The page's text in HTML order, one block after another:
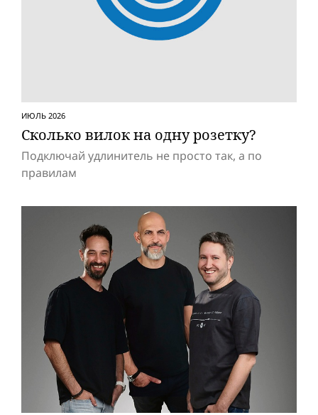
ИЮЛЬ 2026
Сколько вилок на одну розетку?
Подключай удлинитель не просто так, а по
правилам